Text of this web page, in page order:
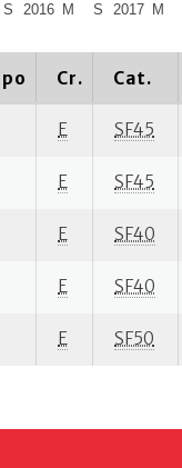
2016 2017
S M S M
Cr. Cat.
E SF45
E SF45
E SF40
E SF40
E SF50